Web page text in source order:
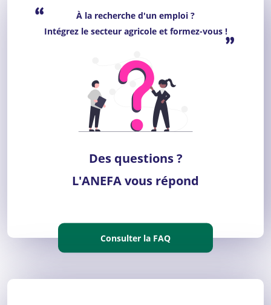
“
À la recherche d'un emploi ?
Intégrez le secteur agricole et formez-vous !”
Des questions ?
L'ANEFA vous répond
Consulter la FAQ